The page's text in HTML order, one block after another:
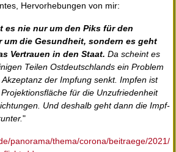
Hervorhebungen von mir:
es nie nur um den Piks für den
um die Gesundheit, sondern es geht
Vertrauen in den Staat. Da scheint es
Teilen Ostdeutschlands ein Problem
der Impfung senkt. Impfen ist
für die Unzufriedenheit
Und deshalb geht dann die Impf-
"
panorama/thema/corona/beitraege/2021/